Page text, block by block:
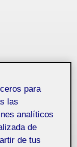
para
las
analíticos
de
de tus